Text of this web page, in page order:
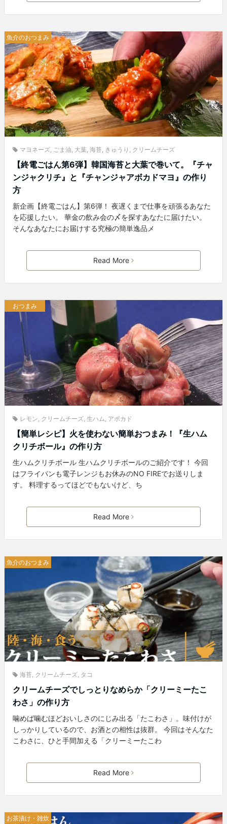
魚介のおつまみ
マヨネーズ, ごま油, 大葉, 海苔, きゅうり , クリームチーズ
【終電ごはん第6弾】韓国海苔と大葉で巻いて。『チャ
ンジャクリチ』と『チャンジャアボカドマヨ』の作り
方
新企画【終電ごはん】第6弾！ 夜遅くまで仕事を頑張るあなた
を応援したい。 華金の飲み会の〆を探すあなたに届けたい。
そんなあなたにお届けする究極の簡単逸品メ
Read More
おつまみ
レモン クリームチーズ 生ハム アボカド
【簡単レシピ】火を使わない簡単おつまみ！『生ハム
クリチボール』の作り方
生ハムクリチボール 生ハムクリチボールのご紹介です！ 今回
はフライパンも電子レンジもお休みのNO FIREでお送りしま
す。 料理するってほどでもないけど、ち
Read More
魚介のおつまみ
海苔 クリームチーズ タコ
クリームチーズでしっとりなめらか「クリーミーたこ
わさ」の作り方
噛めば噛むほどおいしさのにじみ出る「たこわさ」。味付けが
しっかりしているので、お酒との相性は抜群。 今回はそんなた
こわさに、ひと手間加える「クリーミーたこわ
Read More
お茶漬け・雑炊